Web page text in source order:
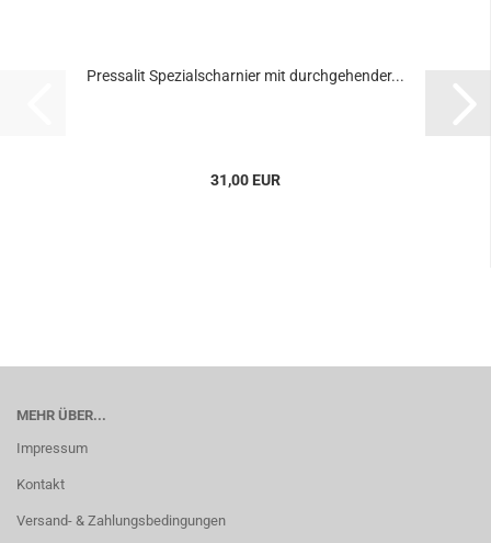
Pressalit Spezialscharnier mit durchgehender...
31,00 EUR
MEHR ÜBER...
Impressum
Kontakt
Versand- & Zahlungsbedingungen